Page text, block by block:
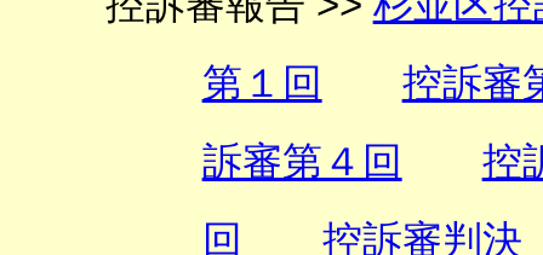
第１回
控訴審
訴審第４回
控
回
控訴審判決